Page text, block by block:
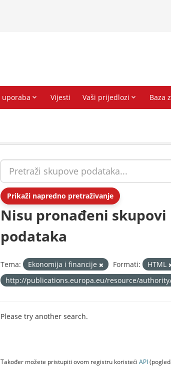
Prikaži napredno pretraživanje
Nisu pronađeni skupovi
podataka
Tema: Ekonomija i financije Formati: HTML
http://publications.europa.eu/resource/authority/
Please try another search.
Također možete pristupiti ovom registru koristeći API